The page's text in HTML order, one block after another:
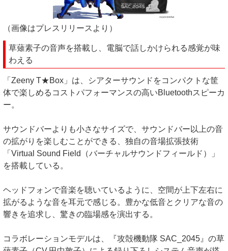
（画像はプレスリリースより）
草薙素子の音声を搭載し、電脳で話しかけられる感覚が味
わえる
「Zeeny T★Box」は、シアターサウンドをコンパクトな筐
体で楽しめるコストパフォーマンスの高いBluetoothスピーカ
ー。
サウンドバーよりも小さなサイズで、サウンドバー以上の音
の拡がりを楽しむことができる、独自の音場拡張技術
「Virtual Sound Field（バーチャルサウンドフィールド）」
を搭載している。
ヘッドフォンで音楽を聴いているように、空間が上下左右に
拡がるような音を耳元で感じる。豊かな低音とクリアな音の
響きを追求し、驚きの臨場感を演出する。
コラボレーションモデルは、『攻殻機動隊 SAC_2045』の草